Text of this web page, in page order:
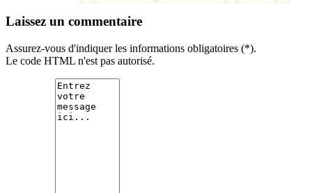
Laissez un commentaire
Assurez-vous d'indiquer les informations obligatoires (*).
Le code HTML n'est pas autorisé.